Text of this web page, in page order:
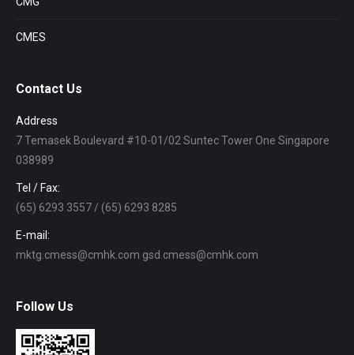
CMES
Contact Us
Address
7 Temasek Boulevard #10-01/02 Suntec Tower One Singapore
038989
Tel / Fax:
(65) 6293 3557 / (65) 6293 8285
E-mail:
mktg.cmess@cmhk.com gsd.cmess@cmhk.com
Follow Us